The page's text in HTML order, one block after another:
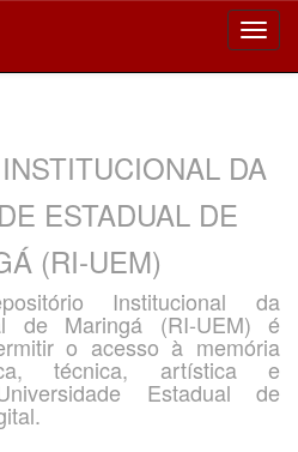
DA
ESTADUAL DE
(RI-UEM)
Institucional da
de Maringá (RI-UEM) é
o acesso à memória
técnica, artística e
Estadual de